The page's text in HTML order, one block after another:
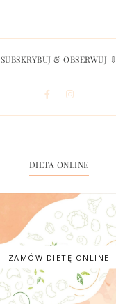
SUBSKRYBUJ & OBSERWUJ ⇩
DIETA ONLINE
ZAMÓW DIETĘ ONLINE